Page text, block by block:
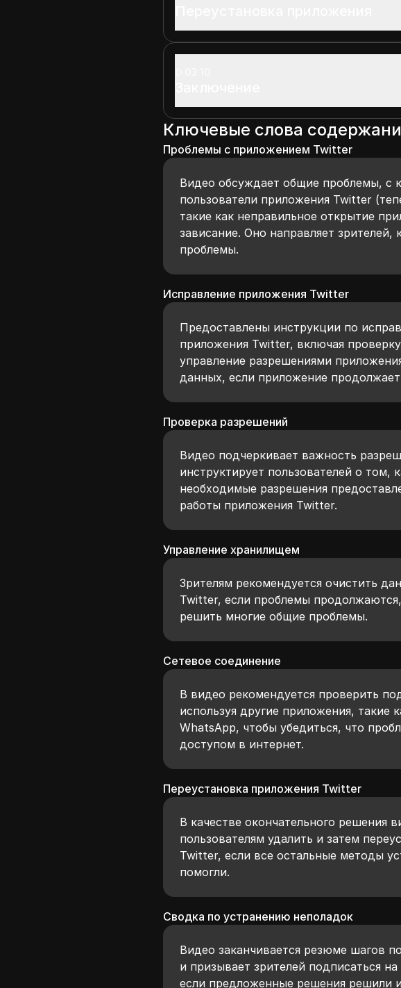
Ключевые слова
Проблемы с приложением Twitter
Видео обсуждает общие проблемы, с
пользователи приложения Twitter
такие как неправильное открытие
зависание. Оно направляет зрителей,
проблемы.
Исправление приложения Twitter
Предоставлены инструкции по
приложения Twitter, включая
управление разрешениями
данных, если приложение
Проверка разрешений
Видео подчеркивает важность
инструктирует пользователей о том,
необходимые разрешения
работы приложения Twitter.
Управление хранилищем
Зрителям рекомендуется очистить
Twitter, если проблемы
решить многие общие проблемы.
Сетевое соединение
В видео рекомендуется проверить
используя другие приложения, такие
WhatsApp, чтобы убедиться, что
доступом в интернет.
Переустановка приложения Twitter
В качестве окончательного решения
пользователям удалить и затем
Twitter, если все остальные методы
помогли.
Сводка по устранению неполадок
Видео заканчивается резюме шагов
и призывает зрителей подписаться
если предложенные решения решили